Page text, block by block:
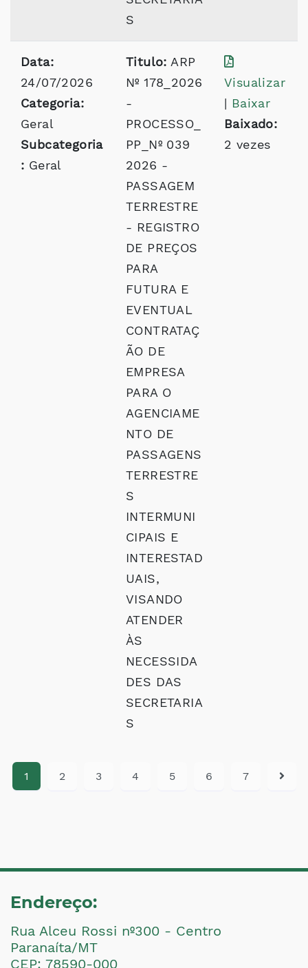
S
Data:
24/07/2026
Categoria:
Geral
Subcategoria
: Geral
Titulo: ARP
Nº 178_2026
-
PROCESSO_
PP_Nº 039
2026 -
PASSAGEM
TERRESTRE
- REGISTRO
DE PREÇOS
PARA
FUTURA E
EVENTUAL
CONTRATAÇ
ÃO DE
EMPRESA
PARA O
AGENCIAME
NTO DE
PASSAGENS
TERRESTRE
S
INTERMUNI
CIPAIS E
INTERESTAD
UAIS,
VISANDO
ATENDER
ÀS
NECESSIDA
DES DAS
SECRETARIA
S
Visualizar
| Baixar
Baixado:
2 vezes
1 2 3 4 5 6 7
Endereço:
Rua Alceu Rossi nº300 - Centro
Paranaíta/MT
CEP: 78590-000